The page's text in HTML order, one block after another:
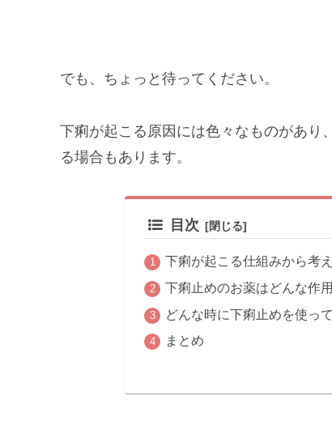
でも、ちょっと待ってください。
下痢が起こる原因には色々なものがあり
る場合もあります。
目次
下痢が起こる仕組みから考
下痢止めのお薬はどんな作
どんな時に下痢止めを使っ
まとめ